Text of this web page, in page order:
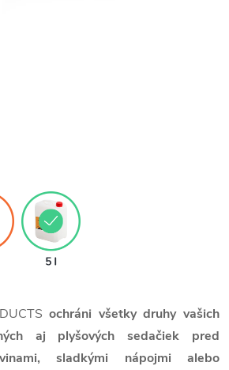
ochráni všetky druhy vašich
aj plyšových sedačiek pred
sladkými nápojmi alebo